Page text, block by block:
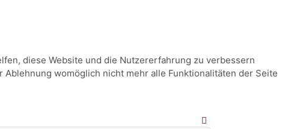
diese Website und die Nutzererfahrung zu verbessern
womöglich nicht mehr alle Funktionalitäten der Seite